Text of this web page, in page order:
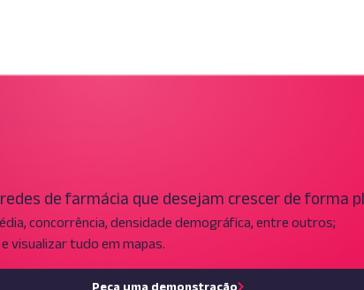
de farmácia que desejam crescer de forma
concorrência, densidade demográfica, entre outros;
visualizar tudo em mapas.
Peça uma demonstração